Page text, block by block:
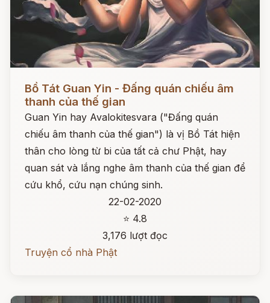
Đọc ngay
Bồ Tát Guan Yin - Đấng quán chiếu âm
thanh của thế gian
Guan Yin hay Avalokitesvara ("Đấng quán
chiếu âm thanh của thế gian") là vị Bồ Tát hiện
thân cho lòng từ bi của tất cả chư Phật, hay
quan sát và lắng nghe âm thanh của thế gian để
cứu khổ, cứu nạn chúng sinh.
22-02-2020
⭐ 4.8
3,176 lượt đọc
Truyện cổ nhà Phật